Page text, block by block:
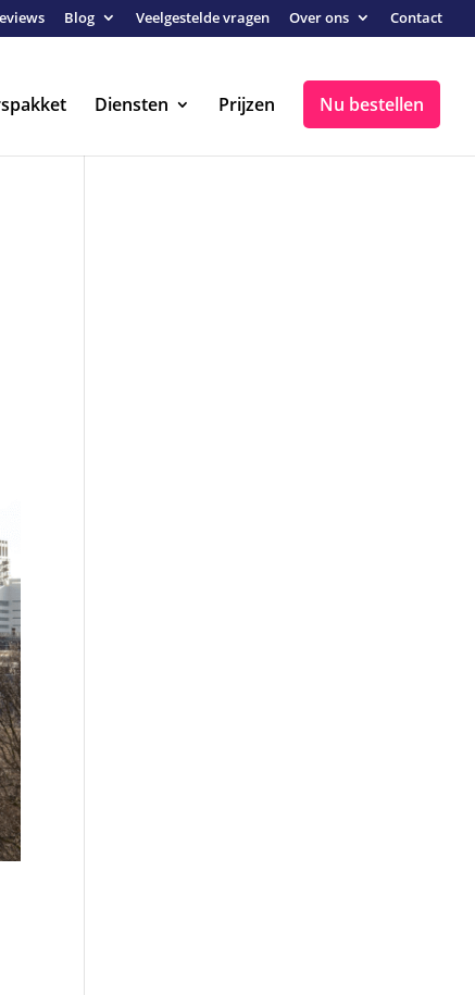
Blog Veelgestelde vragen Over ons Contact
Diensten Prijzen Nu bestellen